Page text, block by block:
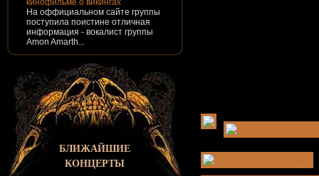
кинофильме о викингах
На оффициальном сайте группы
поступила поистине отличная
информация - вокалист группы
Amon Amarth...
БЛИЖАЙШИЕ
КОНЦЕРТЫ